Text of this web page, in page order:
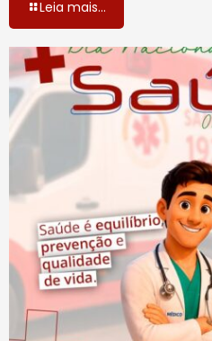
Leia mais...